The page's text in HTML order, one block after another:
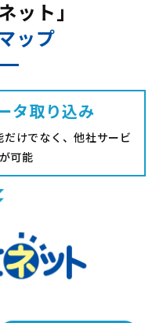
ット」
ップ
タ取り込み
けでなく、他社サービ
可能